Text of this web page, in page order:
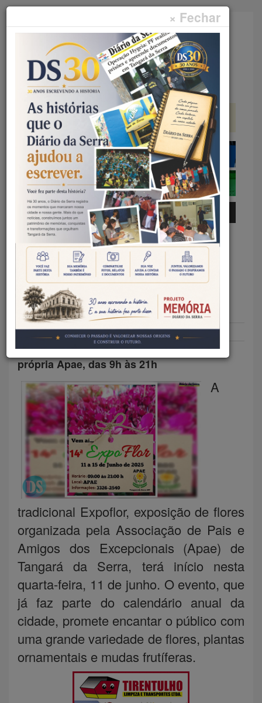
× Fechar
Faça sua pesquisa...
Menu
Início Geral
EXPOFLOR DA APAE COMEÇA
NESTA QUARTA-FEIRA EM
TANGARÁ DA SERRA
Redação DS 10/06/2025 Geral
A exposição será realizada na quadra da
própria Apae, das 9h às 21h
A
tradicional Expoflor, exposição de flores
organizada pela Associação de Pais e
Amigos dos Excepcionais (Apae) de
Tangará da Serra, terá início nesta
quarta-feira, 11 de junho. O evento, que
já faz parte do calendário anual da
cidade, promete encantar o público com
uma grande variedade de flores, plantas
ornamentais e mudas frutíferas.